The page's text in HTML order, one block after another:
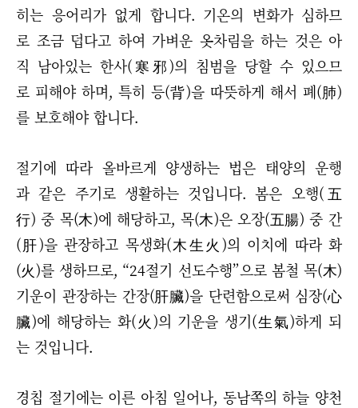
히는 응어리가 없게 합니다. 기온의 변화가 심하므
로 조금 덥다고 하여 가벼운 옷차림을 하는 것은 아
직 남아있는 한사(寒邪)의 침범을 당할 수 있으므
로 피해야 하며, 특히 등(背)을 따뜻하게 해서 폐(肺)
를 보호해야 합니다.
절기에 따라 올바르게 양생하는 법은 태양의 운행
과 같은 주기로 생활하는 것입니다. 봄은 오행(五
行) 중 목(木)에 해당하고, 목(木)은 오장(五腸) 중 간
(肝)을 관장하고 목생화(木生火)의 이치에 따라 화
(火)를 생하므로, “24절기 선도수행”으로 봄철 목(木)
기운이 관장하는 간장(肝臟)을 단련함으로써 심장(心
臟)에 해당하는 화(火)의 기운을 생기(生氣)하게 되
는 것입니다.
경칩 절기에는 이른 아침 일어나, 동남쪽의 하늘 양천